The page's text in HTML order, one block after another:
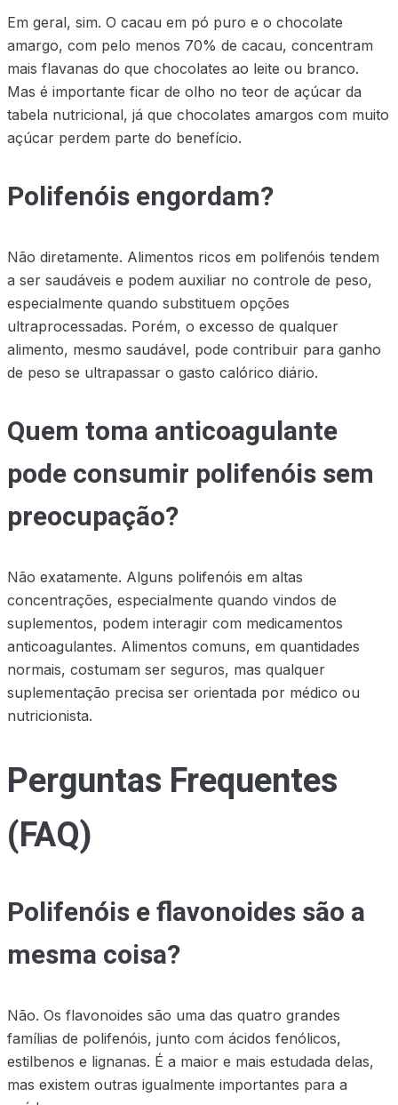
Em geral, sim. O cacau em pó puro e o chocolate
amargo, com pelo menos 70% de cacau, concentram
mais flavanas do que chocolates ao leite ou branco.
Mas é importante ficar de olho no teor de açúcar da
tabela nutricional, já que chocolates amargos com muito
açúcar perdem parte do benefício.
Polifenóis engordam?
Não diretamente. Alimentos ricos em polifenóis tendem
a ser saudáveis e podem auxiliar no controle de peso,
especialmente quando substituem opções
ultraprocessadas. Porém, o excesso de qualquer
alimento, mesmo saudável, pode contribuir para ganho
de peso se ultrapassar o gasto calórico diário.
Quem toma anticoagulante
pode consumir polifenóis sem
preocupação?
Não exatamente. Alguns polifenóis em altas
concentrações, especialmente quando vindos de
suplementos, podem interagir com medicamentos
anticoagulantes. Alimentos comuns, em quantidades
normais, costumam ser seguros, mas qualquer
suplementação precisa ser orientada por médico ou
nutricionista.
Perguntas Frequentes
(FAQ)
Polifenóis e flavonoides são a
mesma coisa?
Não. Os flavonoides são uma das quatro grandes
famílias de polifenóis, junto com ácidos fenólicos,
estilbenos e lignanas. É a maior e mais estudada delas,
mas existem outras igualmente importantes para a